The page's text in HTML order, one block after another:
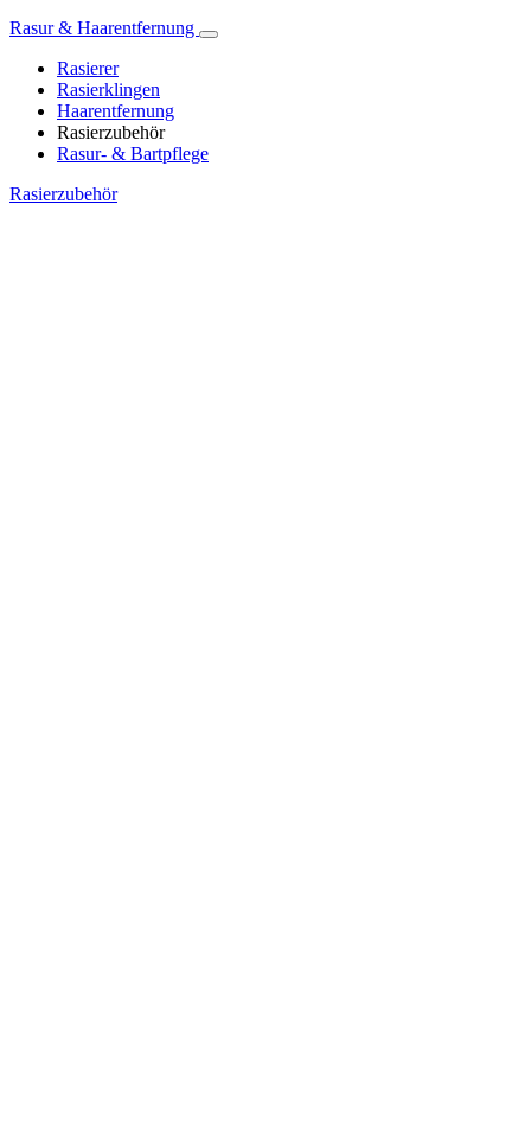
Rasur & Haarentfernung
Rasierer
Rasierklingen
Haarentfernung
Rasierzubehör
Rasur- & Bartpflege
Rasierzubehör